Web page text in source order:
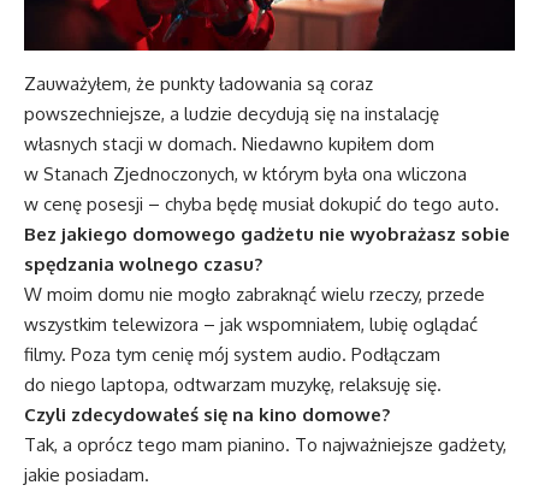
Zauważyłem, że punkty ładowania są coraz
powszechniejsze, a ludzie decydują się na instalację
własnych stacji w domach. Niedawno kupiłem dom
w Stanach Zjednoczonych, w którym była ona wliczona
w cenę posesji – chyba będę musiał dokupić do tego auto.
Bez jakiego domowego gadżetu nie wyobrażasz sobie
spędzania wolnego czasu?
W moim domu nie mogło zabraknąć wielu rzeczy, przede
wszystkim telewizora – jak wspomniałem, lubię oglądać
filmy. Poza tym cenię mój system audio. Podłączam
do niego laptopa, odtwarzam muzykę, relaksuję się.
Czyli zdecydowałeś się na kino domowe?
Tak, a oprócz tego mam pianino. To najważniejsze gadżety,
jakie posiadam.